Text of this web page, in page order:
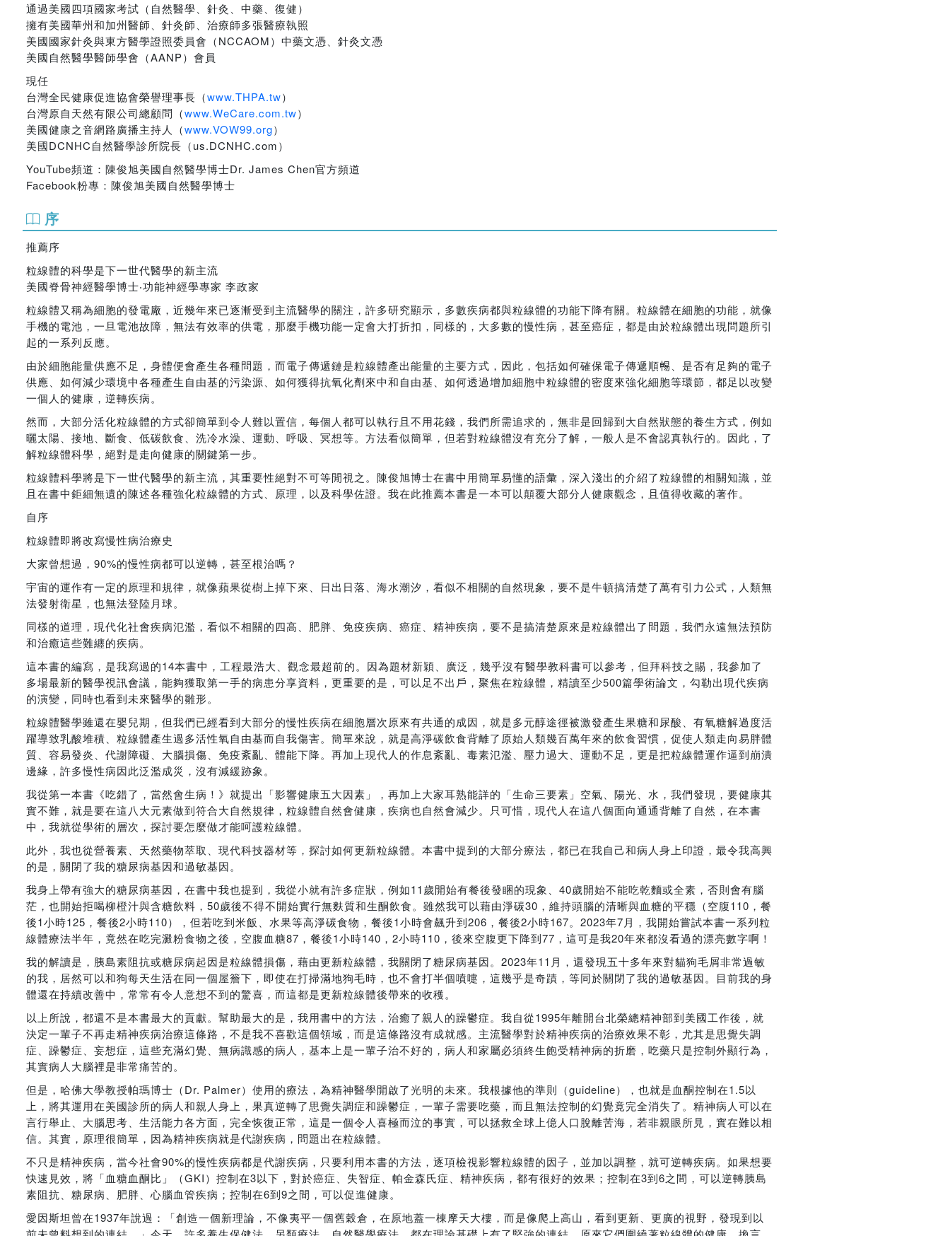
通過美國四項國家考試（自然醫學、針灸、中藥、復健）
擁有美國華州和加州醫師、針灸師、治療師多張醫療執照
美國國家針灸與東方醫學證照委員會（NCCAOM）中藥文憑、針灸文憑
美國自然醫學醫師學會（AANP）會員
現任
台灣全民健康促進協會榮譽理事長（www.THPA.tw）
台灣原自天然有限公司總顧問（www.WeCare.com.tw）
美國健康之音網路廣播主持人（www.VOW99.org）
美國DCNHC自然醫學診所院長（us.DCNHC.com）
YouTube頻道：陳俊旭美國自然醫學博士Dr. James Chen官方頻道
Facebook粉專：陳俊旭美國自然醫學博士
序
推薦序
粒線體的科學是下一世代醫學的新主流
美國脊骨神經醫學博士‧功能神經學專家 李政家
粒線體⼜稱為細胞的發電廠，近幾年來已逐漸受到主流醫學的關注，許多研究顯⽰，多數疾病都與粒線體的功能下降有關。粒線體在細胞的功能，就像
⼿機的電池，一旦電池故障，無法有效率的供電，那麼⼿機功能⼀定會⼤打折扣，同樣的，⼤多數的慢性病，甚⾄癌症，都是由於粒線體出現問題所引
起的⼀系列反應。
由於細胞能量供應不⾜，身體便會產⽣各種問題，而電⼦傳遞鏈是粒線體產出能量的主要⽅式，因此，包括如何確保電⼦傳遞順𣈱、是否有⾜夠的電⼦
供應、如何減少環境中各種產⽣⾃由基的污染源、如何獲得抗氧化劑來中和⾃由基、如何透過增加細胞中粒線體的密度來強化細胞等環節，都⾜以改變
⼀個⼈的健康，逆轉疾病。
然⽽，⼤部分活化粒線體的⽅式卻簡單到令⼈難以置信，每個⼈都可以執⾏且不⽤花錢，我們所需追求的，無非是回歸到⼤⾃然狀態的養⽣⽅式，例如
曬太陽、接地、斷食、低碳飲食、洗冷⽔澡、運動、呼吸、冥想等。方法看似簡單，但若對粒線體沒有充分了解，⼀般⼈是不會認真執⾏的。因此，了
解粒線體科學，絕對是⾛向健康的關鍵第⼀步。
粒線體科學將是下⼀世代醫學的新主流，其重要性絕對不可等閒視之。陳俊旭博士在書中⽤簡單易懂的語彙，深入淺出的介紹了粒線體的相關知識，並
且在書中鉅細無遺的陳述各種強化粒線體的⽅式、原理，以及科學佐證。我在此推薦本書是⼀本可以顛覆⼤部分⼈健康觀念，且值得收藏的著作。
自序
粒線體即將改寫慢性病治療史
大家曾想過，90%的慢性病都可以逆轉，甚至根治嗎？
宇宙的運作有一定的原理和規律，就像蘋果從樹上掉下來、日出日落、海水潮汐，看似不相關的自然現象，要不是牛頓搞清楚了萬有引力公式，人類無
法發射衛星，也無法登陸月球。
同樣的道理，現代化社會疾病氾濫，看似不相關的四高、肥胖、免疫疾病、癌症、精神疾病，要不是搞清楚原來是粒線體出了問題，我們永遠無法預防
和治癒這些難纏的疾病。
這本書的編寫，是我寫過的14本書中，工程最浩大、觀念最超前的。因為題材新穎、廣泛，幾乎沒有醫學教科書可以參考，但拜科技之賜，我參加了
多場最新的醫學視訊會議，能夠獲取第一手的病患分享資料，更重要的是，可以足不出戶，聚焦在粒線體，精讀至少500篇學術論文，勾勒出現代疾病
的演變，同時也看到未來醫學的雛形。
粒線體醫學雖還在嬰兒期，但我們已經看到大部分的慢性疾病在細胞層次原來有共通的成因，就是多元醇途徑被激發產生果糖和尿酸、有氧糖解過度活
躍導致乳酸堆積、粒線體產生過多活性氧自由基而自我傷害。簡單來說，就是高淨碳飲食背離了原始人類幾百萬年來的飲食習慣，促使人類走向易胖體
質、容易發炎、代謝障礙、大腦損傷、免疫紊亂、體能下降。再加上現代人的作息紊亂、毒素氾濫、壓力過大、運動不足，更是把粒線體運作逼到崩潰
邊緣，許多慢性病因此泛濫成災，沒有減緩跡象。
我從第一本書《吃錯了，當然會生病！》就提出「影響健康五大因素」，再加上大家耳熟能詳的「生命三要素」空氣、陽光、水，我們發現，要健康其
實不難，就是要在這八大元素做到符合大自然規律，粒線體自然會健康，疾病也自然會減少。只可惜，現代人在這八個面向通通背離了自然，在本書
中，我就從學術的層次，探討要怎麼做才能呵護粒線體。
此外，我也從營養素、天然藥物萃取、現代科技器材等，探討如何更新粒線體。本書中提到的大部分療法，都已在我自己和病人身上印證，最令我高興
的是，關閉了我的糖尿病基因和過敏基因。
我身上帶有強大的糖尿病基因，在書中我也提到，我從小就有許多症狀，例如11歲開始有餐後發睏的現象、40歲開始不能吃乾麵或全素，否則會有腦
茫，也開始拒喝柳橙汁與含糖飲料，50歲後不得不開始實行無麩質和生酮飲食。雖然我可以藉由淨碳30，維持頭腦的清晰與血糖的平穩（空腹110，餐
後1小時125，餐後2小時110），但若吃到米飯、水果等高淨碳食物，餐後1小時會飆升到206，餐後2小時167。2023年7月，我開始嘗試本書一系列粒
線體療法半年，竟然在吃完澱粉食物之後，空腹血糖87，餐後1小時140，2小時110，後來空腹更下降到77，這可是我20年來都沒看過的漂亮數字啊！
我的解讀是，胰島素阻抗或糖尿病起因是粒線體損傷，藉由更新粒線體，我關閉了糖尿病基因。2023年11月，還發現五十多年來對貓狗毛屑非常過敏
的我，居然可以和狗每天生活在同一個屋簷下，即使在打掃滿地狗毛時，也不會打半個噴嚏，這幾乎是奇蹟，等同於關閉了我的過敏基因。目前我的身
體還在持續改善中，常常有令人意想不到的驚喜，而這都是更新粒線體後帶來的收穫。
以上所說，都還不是本書最大的貢獻。幫助最大的是，我用書中的方法，治癒了親人的躁鬱症。我自從1995年離開台北榮總精神部到美國工作後，就
決定一輩子不再走精神疾病治療這條路，不是我不喜歡這個領域，而是這條路沒有成就感。主流醫學對於精神疾病的治療效果不彰，尤其是思覺失調
症、躁鬱症、妄想症，這些充滿幻覺、無病識感的病人，基本上是一輩子治不好的，病人和家屬必須終生飽受精神病的折磨，吃藥只是控制外顯行為，
其實病人大腦裡是非常痛苦的。
但是，哈佛大學教授帕瑪博士（Dr. Palmer）使用的療法，為精神醫學開啟了光明的未來。我根據他的準則（guideline），也就是血酮控制在1.5以
上，將其運用在美國診所的病人和親人身上，果真逆轉了思覺失調症和躁鬱症，一輩子需要吃藥，而且無法控制的幻覺竟完全消失了。精神病人可以在
言行舉止、大腦思考、生活能力各方面，完全恢復正常，這是一個令人喜極而泣的事實，可以拯救全球上億人口脫離苦海，若非親眼所見，實在難以相
信。其實，原理很簡單，因為精神疾病就是代謝疾病，問題出在粒線體。
不只是精神疾病，當今社會90%的慢性疾病都是代謝疾病，只要利用本書的方法，逐項檢視影響粒線體的因子，並加以調整，就可逆轉疾病。如果想要
快速見效，將「血糖血酮比」（GKI）控制在3以下，對於癌症、失智症、帕金森氏症、精神疾病，都有很好的效果；控制在3到6之間，可以逆轉胰島
素阻抗、糖尿病、肥胖、心腦血管疾病；控制在6到9之間，可以促進健康。
愛因斯坦曾在1937年說過：「創造一個新理論，不像夷平一個舊穀倉，在原地蓋一棟摩天大樓，而是像爬上高山，看到更新、更廣的視野，發現到以